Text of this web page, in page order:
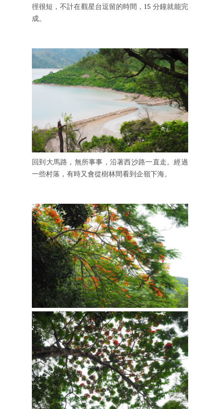
徑很短，不計在觀星台逗留的時間，15 分鐘就能完
成。
回到大馬路，無所事事，沿著西沙路一直走。經過
一些村落，有時又會從樹林間看到企嶺下海。